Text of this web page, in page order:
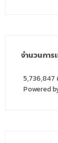
จำนวนกา
Powered